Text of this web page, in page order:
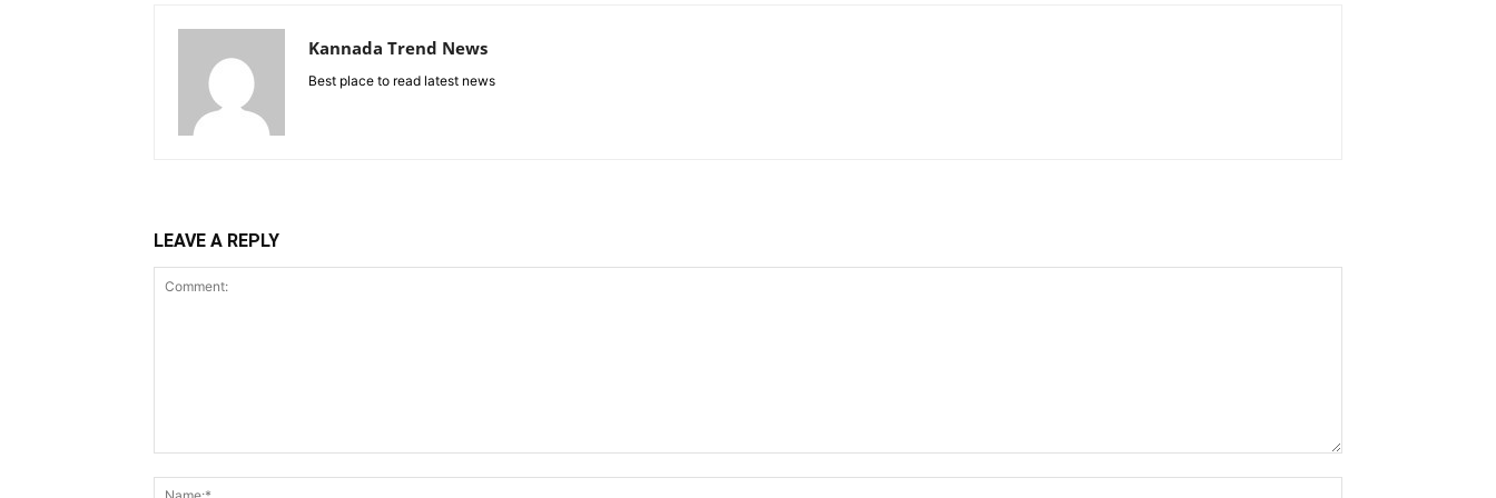
Kannada Trend News
Best place to read latest news
LEAVE A REPLY